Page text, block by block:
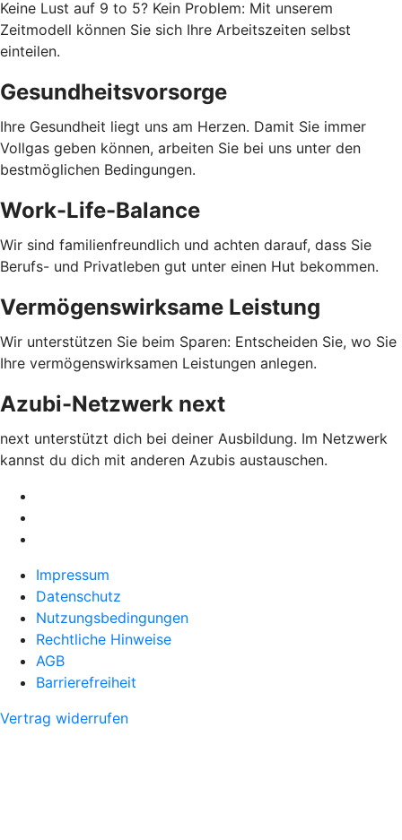
Keine Lust auf 9 to 5? Kein Problem: Mit unserem
Zeitmodell können Sie sich Ihre Arbeitszeiten selbst
einteilen.
Gesundheitsvorsorge
Ihre Gesundheit liegt uns am Herzen. Damit Sie immer
Vollgas geben können, arbeiten Sie bei uns unter den
bestmöglichen Bedingungen.
Work-Life-Balance
Wir sind familienfreundlich und achten darauf, dass Sie
Berufs- und Privatleben gut unter einen Hut bekommen.
Vermögenswirksame Leistung
Wir unterstützen Sie beim Sparen: Entscheiden Sie, wo Sie
Ihre vermögenswirksamen Leistungen anlegen.
Azubi-Netzwerk next
next unterstützt dich bei deiner Ausbildung. Im Netzwerk
kannst du dich mit anderen Azubis austauschen.
Impressum
Datenschutz
Nutzungsbedingungen
Rechtliche Hinweise
AGB
Barrierefreiheit
Vertrag widerrufen